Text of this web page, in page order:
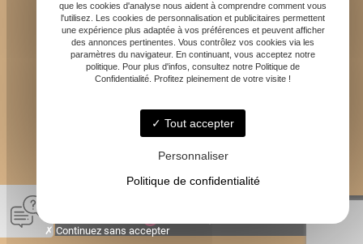
carotteurdefrance@gmail.com
06 59 68 95 95
que les cookies d'analyse nous aident à comprendre comment vous
l'utilisez. Les cookies de personnalisation et publicitaires permettent
une expérience plus adaptée à vos préférences et peuvent afficher
des annonces pertinentes. Vous contrôlez vos cookies via les
paramètres du navigateur. En continuant, vous acceptez notre
politique. Pour plus d'infos, consultez notre Politique de
Confidentialité. Profitez pleinement de votre visite !
Tout accepter
Personnaliser
Politique de confidentialité
Continuez sans accepter